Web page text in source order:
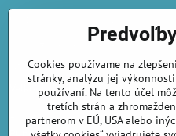
Podmienky ochrany osobných
Náklady na dodání a doba dodání
Veľkoobchod- značka Gaira®
AmiraShop je registrovaný na
Puncové značkysú k nahliadnut
Cookies používame na
stránky, analýzu jej
používaní. Na tento účel
tretích strán a
partnerom v EÚ, USA alebo